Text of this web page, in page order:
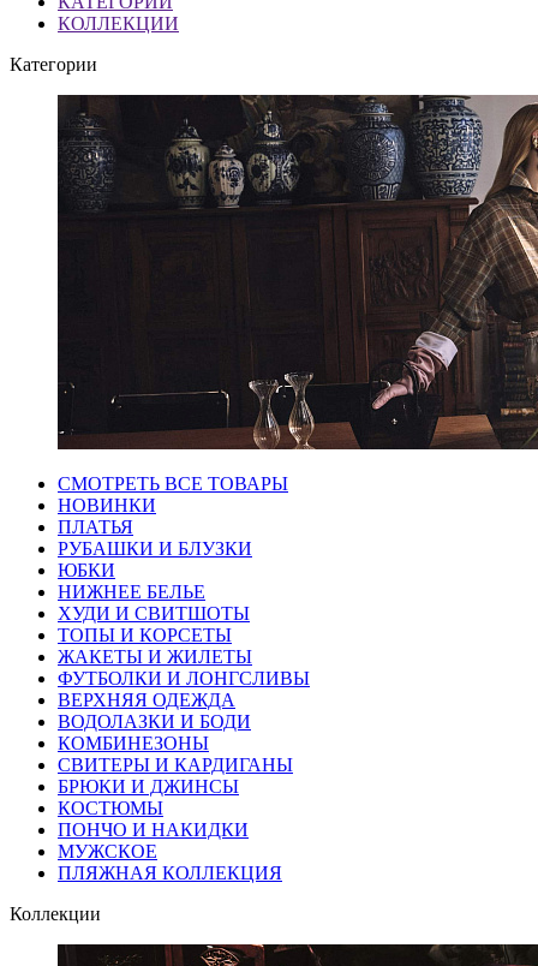
КОЛЛЕКЦИИ
Категории
СМОТРЕТЬ ВСЕ ТОВАРЫ
НОВИНКИ
ПЛАТЬЯ
РУБАШКИ И БЛУЗКИ
ЮБКИ
НИЖНЕЕ БЕЛЬЕ
ХУДИ И СВИТШОТЫ
ТОПЫ И КОРСЕТЫ
ЖАКЕТЫ И ЖИЛЕТЫ
ФУТБОЛКИ И ЛОНГСЛИВЫ
ВЕРХНЯЯ ОДЕЖДА
ВОДОЛАЗКИ И БОДИ
КОМБИНЕЗОНЫ
СВИТЕРЫ И КАРДИГАНЫ
БРЮКИ И ДЖИНСЫ
КОСТЮМЫ
ПОНЧО И НАКИДКИ
МУЖСКОЕ
ПЛЯЖНАЯ КОЛЛЕКЦИЯ
Коллекции